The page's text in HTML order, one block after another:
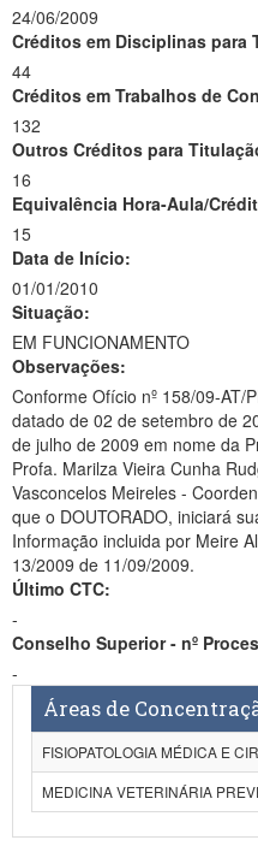
24/06/2009
Créditos em Disciplinas para
44
Créditos em Trabalhos de
132
Outros Créditos para
16
Equivalência Hora-Aula/
15
Data de Início:
01/01/2010
Situação:
EM FUNCIONAMENTO
Observações:
Conforme Ofício nº 158/09-AT/
datado de 02 de setembro de
de julho de 2009 em nome da
Profa. Marilza Vieira Cunha
Vasconcelos Meireles -
que o DOUTORADO, iniciará
Informação incluida por Meire Alves, em 4/09/2009. OF.CAA I /169-
13/2009 de 11/09/2009.
Último CTC:
-
Conselho Superior - nº
-
Áreas de
FISIOPATOLOGIA MÉDICA E
MEDICINA VETERINÁRIA